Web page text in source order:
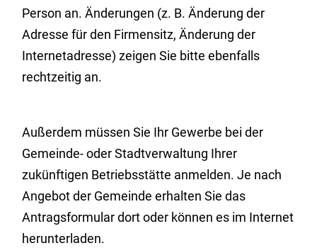
Person an. Änderungen (z. B. Änderung der
Adresse für den Firmensitz, Änderung der
Internetadresse) zeigen Sie bitte ebenfalls
rechtzeitig an.
Außerdem müssen Sie Ihr Gewerbe bei der
Gemeinde- oder Stadtverwaltung Ihrer
zukünftigen Betriebsstätte anmelden. Je nach
Angebot der Gemeinde erhalten Sie das
Antragsformular dort oder können es im Internet
herunterladen.